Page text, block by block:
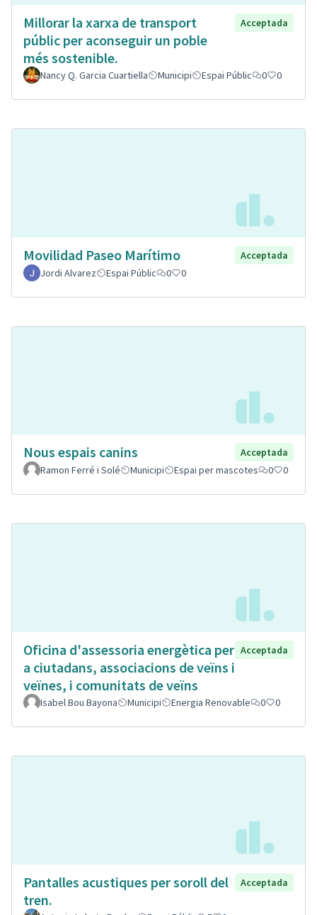
Millorar la xarxa de transport
públic per aconseguir un poble
més sostenible.
Acceptada
Nancy Q. Garcia Cuartiella Municipi Espai Públic 0 0
Movilidad Paseo Marítimo
Acceptada
Jordi Alvarez
Espai Públic 0 0
Nous espais canins
Acceptada
Ramon Ferré i Solé
Municipi Espai per mascotes 0 0
Oficina d'assessoria energètica per
a ciutadans, associacions de veïns i
veïnes, i comunitats de veïns
Acceptada
Isabel Bou Bayona Municipi Energia Renovable 0 0
Pantalles acustiques per soroll del
tren.
Acceptada